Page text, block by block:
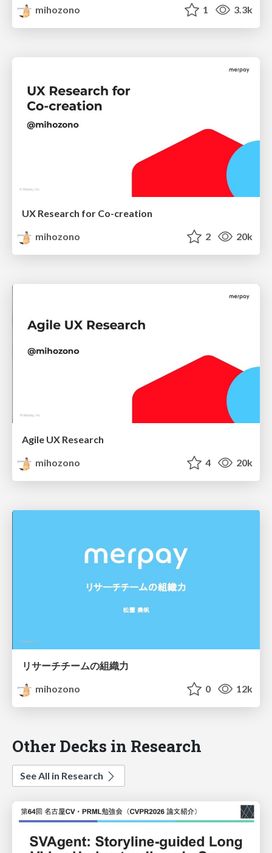
mihozono 1 3.3k
UX Research for Co-creation
mihozono
2 20k
Agile UX Research
mihozono
4 20k
リサーチチームの組織力
mihozono
0 12k
Other Decks in Research
See All in Research